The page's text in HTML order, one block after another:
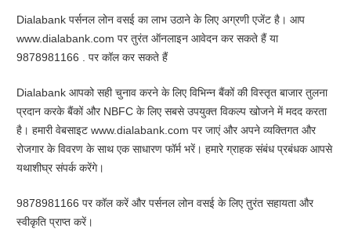
Dialabank पर्सनल लोन वसई का लाभ उठाने के लिए अग्रणी एजेंट है। आप
www.dialabank.com पर तुरंत ऑनलाइन आवेदन कर सकते हैं या
9878981166 . पर कॉल कर सकते हैं
Dialabank आपको सही चुनाव करने के लिए विभिन्न बैंकों की विस्तृत बाजार तुलना
प्रदान करके बैंकों और NBFC के लिए सबसे उपयुक्त विकल्प खोजने में मदद करता
है। हमारी वेबसाइट www.dialabank.com पर जाएं और अपने व्यक्तिगत और
रोजगार के विवरण के साथ एक साधारण फॉर्म भरें। हमारे ग्राहक संबंध प्रबंधक आपसे
यथाशीघ्र संपर्क करेंगे।
9878981166 पर कॉल करें और पर्सनल लोन वसई के लिए तुरंत सहायता और
स्वीकृति प्राप्त करें।